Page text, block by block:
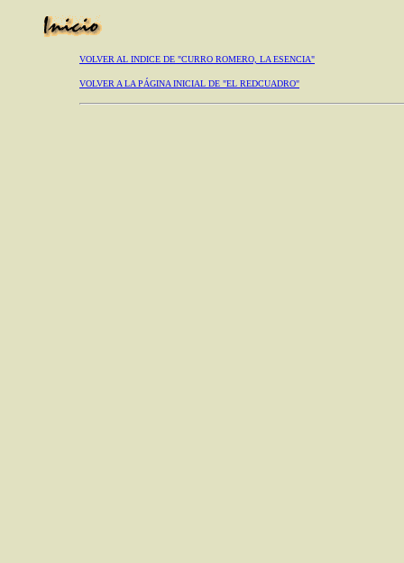
VOLVER AL INDICE DE "CURRO ROMERO, LA ESENCIA"
VOLVER A LA PÁGINA INICIAL DE "EL REDCUADRO"